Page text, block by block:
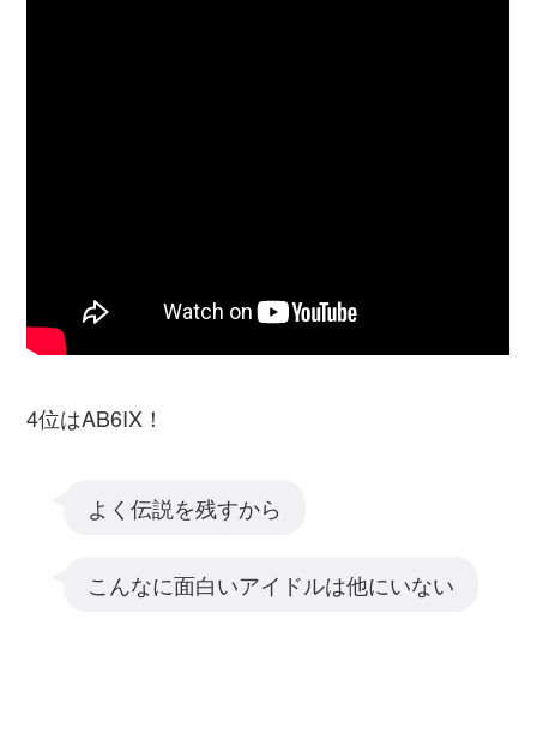
4位はAB6IX！
よく伝説を残すから
こんなに面白いアイドルは他にいない